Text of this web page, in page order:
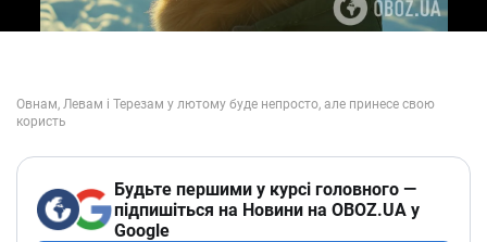
Будьте першими у курсі головного —
підпишіться на Новини на OBOZ.UA у
Google